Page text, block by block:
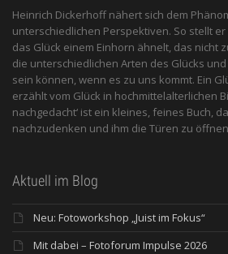
Heinrich Dickerhoff nähert sich dem
unterschiedlichen Perspektiven. So stellt
das Glück einem Einhorn ähnelt, das nicht
die unterschiedlichen Arten des Glücks
sein können, wenn es zu uns kommt. Ein
erzählt vom Glück in hochmittelalterlichen
nachgedacht‘ ist ein kleines, feines Buch,
nachzudenken und ihm die Türen zu
Aktuell im Blog
Neu: Fotoworkshop „Juist im Fokus“
Mit dabei – Fotoforum Impulse 2026